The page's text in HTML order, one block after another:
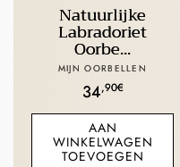
Natuurlijke
Labradoriet
Oorbe...
Verkoper:
MIJN OORBELLEN
Normale
prijs
34,90€
AAN
WINKELWAGEN
TOEVOEGEN